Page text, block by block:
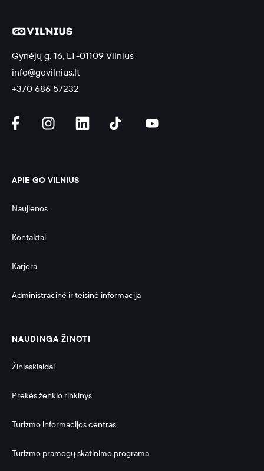
Gynėjų g. 16, LT-01109 Vilnius
info@govilnius.lt
+370 686 57232
APIE GO VILNIUS
Naujienos
Kontaktai
Karjera
Administracinė ir teisinė informacija
NAUDINGA ŽINOTI
Žiniasklaidai
Prekės ženklo rinkinys
Turizmo informacijos centras
Turizmo pramogų skatinimo programa